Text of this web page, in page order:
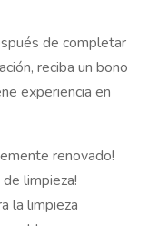
de completar
reciba un bono
experiencia en
renovado!
limpieza!
la limpieza